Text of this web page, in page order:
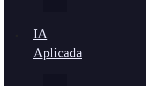
IA
Aplicada